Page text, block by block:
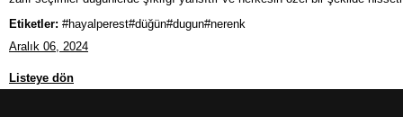
Etiketler: #hayalperest#düğün#dugun#nerenk
Aralık 06, 2024
Listeye dön